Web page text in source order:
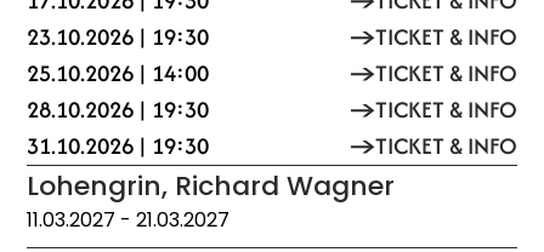
23.10.2026 | 19:30
TICKET & INFO
25.10.2026 | 14:00
TICKET & INFO
28.10.2026 | 19:30
TICKET & INFO
31.10.2026 | 19:30
TICKET & INFO
Lohengrin, Richard Wagner
11.03.2027 - 21.03.2027